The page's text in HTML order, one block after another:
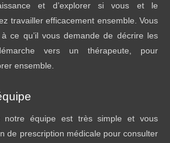
et d’explorer si vous et le
travailler efficacement ensemble. Vous
ce qu’il vous demande de décrire les
vers un thérapeute, pour
ensemble.
notre équipe est très simple et vous
de prescription médicale pour consulter